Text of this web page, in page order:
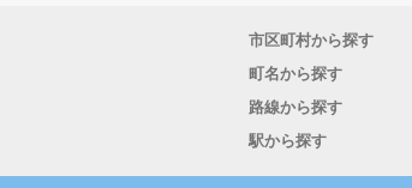
市区町村から探す
町名から探す
路線から探す
駅から探す